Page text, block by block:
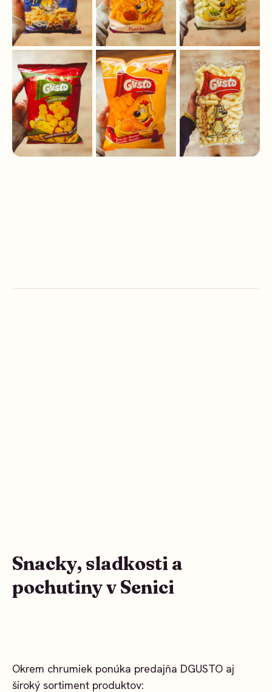
Snacky, sladkosti a
pochutiny v Senici
Okrem chrumiek ponúka predajňa DGUSTO aj
široký sortiment produktov: